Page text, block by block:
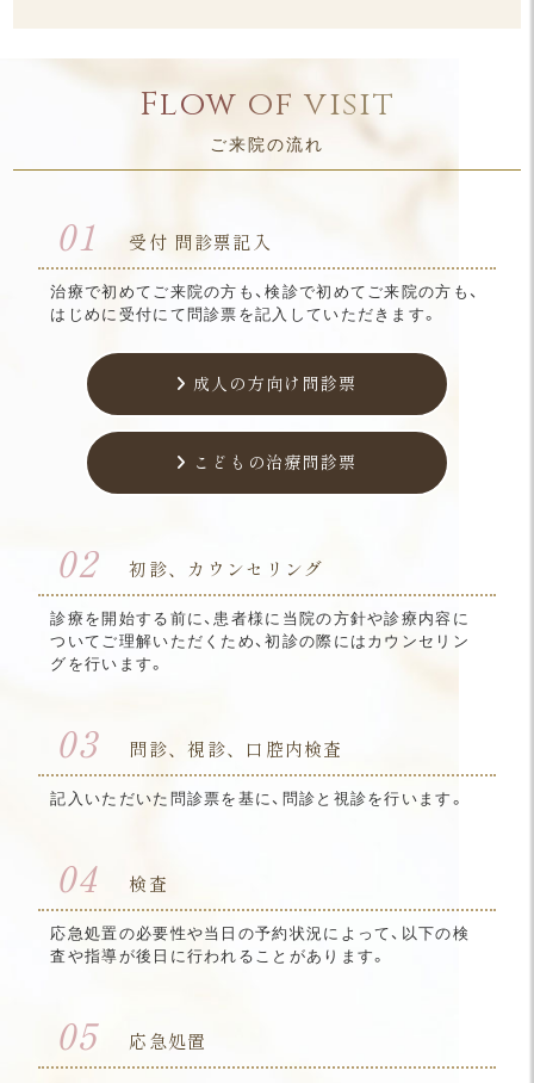
Flow of visit
ご来院の流れ
01 受付 問診票記入
治療で初めてご来院の方も、検診で初めてご来院の方も、
はじめに受付にて問診票を記入していただきます。
成人の方向け問診票
こどもの治療問診票
02 初診、カウンセリング
診療を開始する前に、患者様に当院の方針や診療内容に
ついてご理解いただくため、初診の際にはカウンセリン
グを行います。
03 問診、視診、口腔内検査
記入いただいた問診票を基に、問診と視診を行います。
04 検査
応急処置の必要性や当日の予約状況によって、以下の検
査や指導が後日に行われることがあります。
05 応急処置